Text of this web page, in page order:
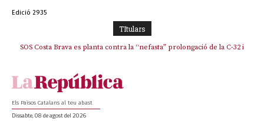
Edició 2935
TItulars
SOS Costa Brava es planta contra la “nefasta” prolongació de la C-32 i
La memòria viva de Josep Sunyol uneix l’esport i la cultura en un emotiu
Els Països Catalans al teu abast
Dissabte, 08 de agost del 2026